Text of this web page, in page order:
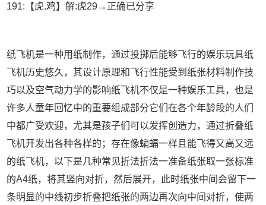
191:【虎.鸡】解:虎29→正确已分享
纸飞机是一种用纸制作，通过投掷后能够飞行的娱乐玩具纸
飞机历史悠久，其设计原理和飞行性能受到纸张材料制作技
巧以及空气动力学的影响纸飞机不仅是一种娱乐工具，也是
许多人童年回忆中的重要组成部分它们在各个年龄段的人们
中都广受欢迎，尤其是孩子们可以发挥创造力，通过折叠纸
飞机开发出各种各样的；存在像蝙蝠一样且能飞得又高又远
的纸飞机，以下是几种常见折法折法一准备纸张取一张标准
的A4纸，将其竖向对折，然后展开，此时纸张中间会留下一
条明显的中线初步折叠把纸张的两边再次向中间对折，使两